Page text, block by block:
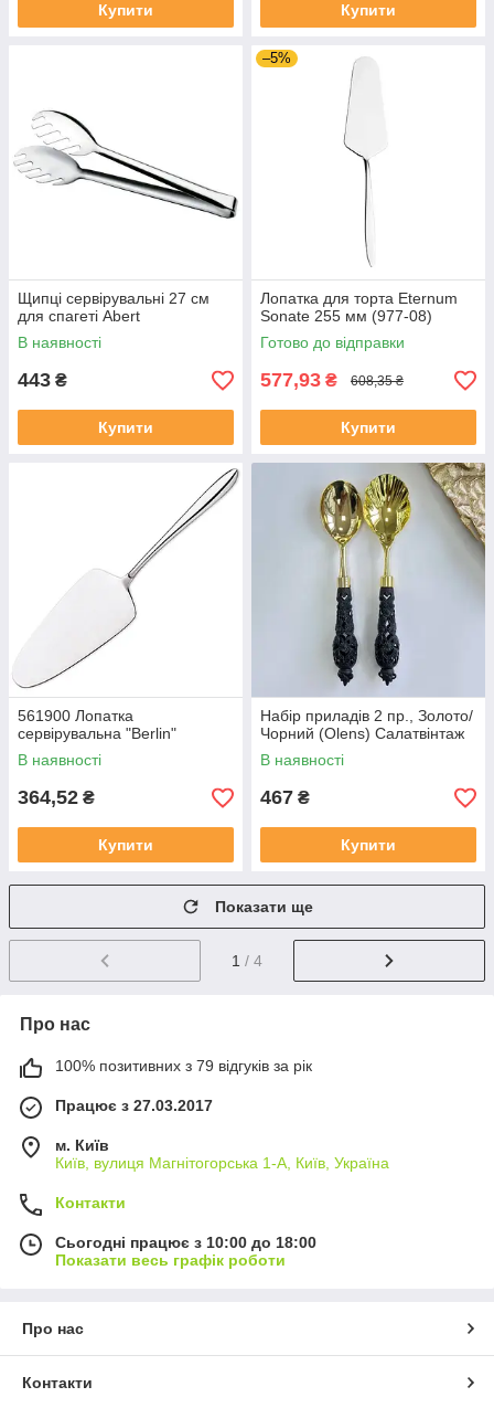
Купити Купити
Щипці сервірувальні 27 см
для спагеті Abert
В наявності
443 ₴
Купити
–5%
Лопатка для торта Eternum
Sonate 255 мм (977-08)
Готово до відправки
577,93 ₴ 608,35 ₴
Купити
561900 Лопатка
сервірувальна "Berlin"
В наявності
364,52 ₴
Купити
Набір приладів 2 пр., Золото/
Чорний (Olens) Салатвінтаж
В наявності
467 ₴
Купити
Показати ще
1 / 4
Про нас
100% позитивних з 79 відгуків за рік
Працює з 27.03.2017
м. Київ
Київ, вулиця Магнітогорська 1-А, Київ, Україна
Контакти
Сьогодні працює з 10:00 до 18:00
Показати весь графік роботи
Про нас
Контакти